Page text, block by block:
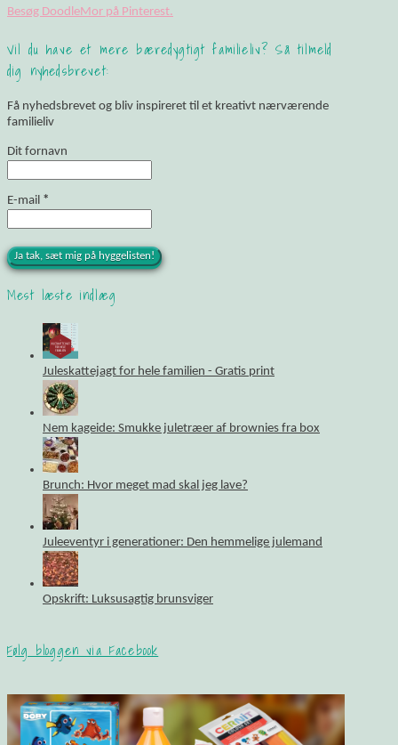
Besøg DoodleMor på Pinterest.
Vil du have et mere bæredygtigt familieliv? Så tilmeld
dig nyhedsbrevet:
Få nyhedsbrevet og bliv inspireret til et kreativt nærværende
familieliv
Dit fornavn
E-mail *
Mest læste indlæg
Juleskattejagt for hele familien - Gratis print
Nem kageide: Smukke juletræer af brownies fra box
Brunch: Hvor meget mad skal jeg lave?
Juleeventyr i generationer: Den hemmelige julemand
Opskrift: Luksusagtig brunsviger
Følg bloggen via Facebook